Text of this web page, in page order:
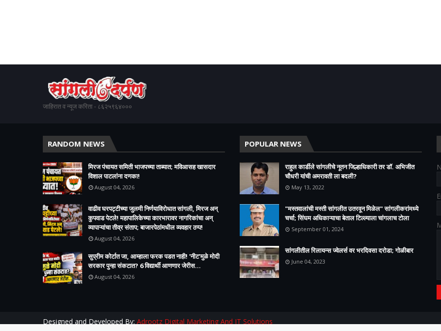
जाहिरात व न्यूज करिता - ८६२५९६४०००
RANDOM NEWS
मिरज पंचायत समिती भाजपच्या ताब्यात; मविआसह खासदार
विशाल पाटलांना दणका!
August 04, 2026
वाढीव घरपट्टीच्या जुलमी निर्णयाविरोधात सांगली, मिरज अन्
कुपवाड पेटले! महापालिकेच्या कारभारावर नागरिकांचा अन्
व्यापाऱ्यांचा तीव्र संताप; बाजारपेठांमधील व्यवहार ठप्प!​
August 04, 2026
सुप्रीम कोर्टात जा, आम्हाला फरक पडत नाही! 'नीट'मुळे मोदी
सरकार पुन्हा संकटात? 6 विद्यार्थी आणणार जेरीस...
August 04, 2026
POPULAR NEWS
राहुल कार्डीले सांगलीचे नूतन जिल्हाधिकारी तर डॉ. अभिजीत
चौधरी यांची अमरावती ला बदली?
May 13, 2022
"मस्तवालांची मस्ती सांगलीत उतरवून मिळेल" सांगलीकरांमध्ये
चर्चा; सिंघम अधिकाऱ्याचा बेताल टिल्ल्याला चांगलाच टोला
September 01, 2024
सांगलीतील रिलायन्स ज्वेलर्स वर भरदिवसा दरोडा; गोळीबार
June 04, 2023
Designed and Developed By: Adrootz Digital Marketing And IT Solutions